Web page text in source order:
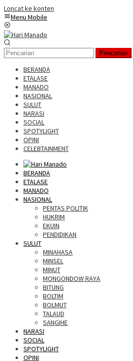
Loncat ke konten
Menu Mobile
Pencarian
BERANDA
ETALASE
MANADO
NASIONAL
SULUT
NARASI
SOCIAL
SPOTYLIGHT
OPINI
CELEBTAINMENT
BERANDA
ETALASE
MANADO
NASIONAL
PENTAS POLITIK
HUKRIM
EKUIN
PENDIDIKAN
SULUT
MINAHASA
MINSEL
MINUT
MONGONDOW RAYA
BITUNG
BOLTIM
BOLMUT
TALAUD
SANGIHE
NARASI
SOCIAL
SPOTYLIGHT
OPINI